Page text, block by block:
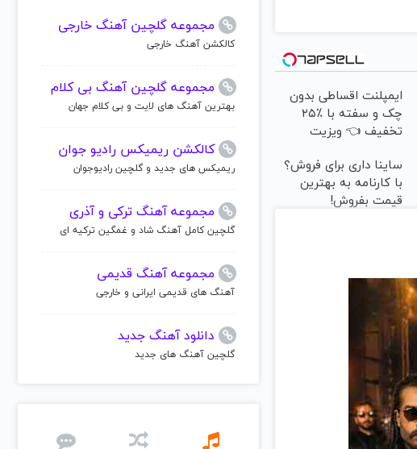
ایمپلنت اقساطی بدون
چک و سفته با ٪۲۵
تخفیف 👈 ویزیت
ساینا داری برای فروش؟
با کارنامه به بهترین
قیمت بفروش!
مجموعه گلچین آهنگ خارجی
کالکشن آهنگ خارجی
مجموعه گلچین آهنگ بی کلام
بهترین آهنگ های لایت و بی کلام جهان
کالکشن ریمیکس رادیو جوان
ریمیکس های جدید و گلچین رادیوجوان
مجموعه آهنگ ترکی و آذری
گلچین کامل آهنگ شاد و غمگین ترکیه ای
مجموعه آهنگ قدیمی
آهنگ های قدیمی ایرانی و خارجی
دانلود آهنگ جدید
گلچین آهنگ های جدید